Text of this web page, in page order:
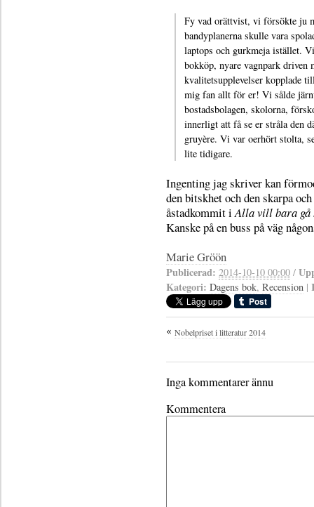
Fy vad orättvist, vi försökte ju
bandyplanerna skulle vara
laptops och gurkmeja istället.
bokköp, nyare vagnpark driven
kvalitetsupplevelser kopplade
mig fan allt för er! Vi sålde
bostadsbolagen, skolorna,
innerligt att få se er stråla den
gruyère. Vi var oerhört stolta,
lite tidigare.
Ingenting jag skriver kan
den bitskhet och den skarpa
åstadkommit i Alla vill bara gå
Kanske på en buss på väg
Marie Gröön
Publicerad: 2014-10-10 00:00 /
Kategori: Dagens bok, Recension |
Nobelpriset i litteratur 2014
Inga kommentarer ännu
Kommentera